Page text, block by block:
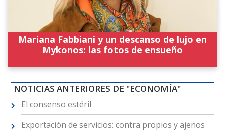
Mariana Fabbiani y un descanso de lujo en
Mykonos: las fotos de ensueño
NOTICIAS ANTERIORES DE "ECONOMÍA"
El consenso estéril
Exportación de servicios: contra propios y ajenos